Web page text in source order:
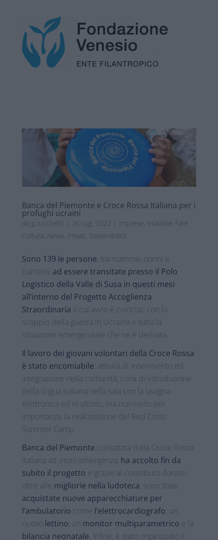
Banca del Piemonte e Croce Rossa Italiana per i
profughi ucraini
da g.zucchetti 26 Lug, 2022 Imprese, Iniziative Fare
Cultura, News, Privati, Sostenibilità
Sono 139 le persone, tra mamme, nonni e
bambini ad essere transitate presso il Polo
Logistico della Valle di Susa in questi mesi
all’interno del Progetto Accoglienza
Straordinaria il cui avvio è coinciso con lo
scoppio della guerra in Ucraina e tutta la
situazione emergenziale che ne è derivata.
Il lavoro dei giovani volontari della Croce Rossa
è stato encomiabile : attività di inserimento ed
integrazione nella comunità, corsi di introduzione
della lingua italiana nella sala con la lavagna
elettronica ed in ultimo, ma non certo per
importanza, la realizzazione del Red Cross
Summer Camp.
Banca del Piemonte contattata dalla Croce Rossa
Italiana ad inizio emergenza, ha accolto fin da
subito il progetto e grazie al contributo donato,
oltre alle migliorie nella ludoteca, sono state
acquistate nuove apparecchiature per
l’ambulatorio come l’elettrocardiografo, un
nuovo lettino, un monitor multiparametrico e la
bilancia neonatale. Infine, è stato organizzato il